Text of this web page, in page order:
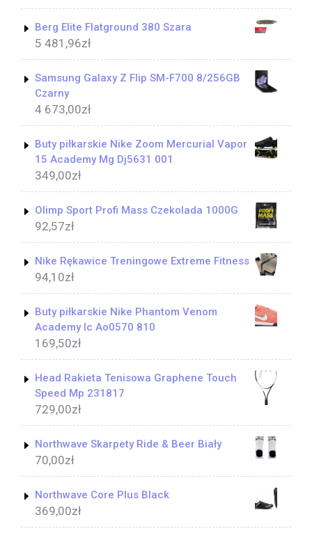
Berg Elite Flatground 380 Szara
5 481,96zł
Samsung Galaxy Z Flip SM-F700 8/256GB
Czarny
4 673,00zł
Buty piłkarskie Nike Zoom Mercurial Vapor
15 Academy Mg Dj5631 001
349,00zł
Olimp Sport Profi Mass Czekolada 1000G
92,57zł
Nike Rękawice Treningowe Extreme Fitness
94,10zł
Buty piłkarskie Nike Phantom Venom
Academy Ic Ao0570 810
169,50zł
Head Rakieta Tenisowa Graphene Touch
Speed Mp 231817
729,00zł
Northwave Skarpety Ride & Beer Biały
70,00zł
Northwave Core Plus Black
369,00zł